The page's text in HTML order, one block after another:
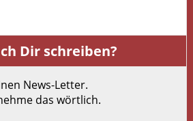
Dir schreiben?
News-Letter.
das wörtlich.